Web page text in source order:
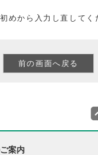
めから入力し直してく
案内